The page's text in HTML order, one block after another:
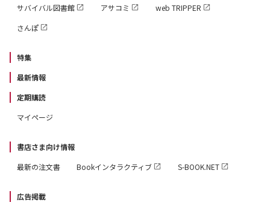
サバイバル図書館
アサコミ
web TRIPPER
さんぽ
特集
最新情報
定期購読
マイページ
書店さま向け情報
最新の注文書
Bookインタラクティブ S-BOOK.NET
広告掲載